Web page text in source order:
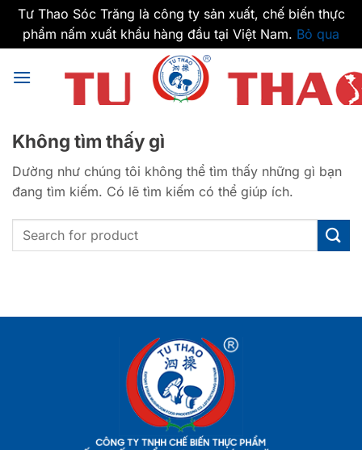
Tư Thao Sóc Trăng là công ty sản xuất, chế biến thực
phẩm nấm xuất khẩu hàng đầu tại Việt Nam. Bỏ qua
qua
Không tìm thấy gì
Dường như chúng tôi không thể tìm thấy những gì bạn
đang tìm kiếm. Có lẽ tìm kiếm có thể giúp ích.